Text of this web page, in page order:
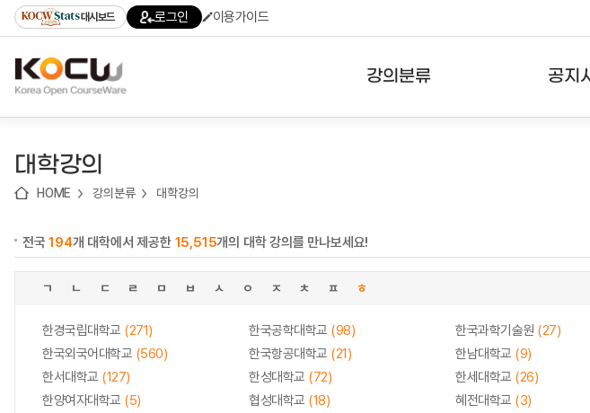
기
기
기
content)
가
대시보드 로그인 이용가이드
강의분류 공지
대학강의
HOME 강의분류 대학강의
전국194개 대학에서 제공한 15,515개의 대학 강의를 만나보세요!
ㄱ ㄴ ㄷ ㄹ ㅁ ㅂ ㅅ ㅇ ㅈ ㅊ ㅍ ㅎ
한경국립대학교 (271) 한국공학대학교 (98) 한국과학기술원 (27)
한국외국어대학교 (560) 한국항공대학교 (21) 한남대학교 (9)
한서대학교 (127) 한성대학교 (72) 한세대학교 (26)
한양여자대학교 (5) 협성대학교 (18) 혜전대학교 (3)